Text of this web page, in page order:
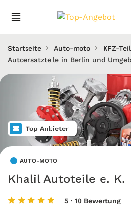
Startseite Auto-moto KFZ-
Autoersatzteile in Berlin und
Top Anbieter
AUTO-MOTO
Khalil Autoteile e. K.
5 · 10 Bewertung